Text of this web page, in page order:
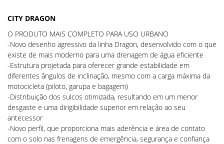
CITY DRAGON
O PRODUTO MAIS COMPLETO PARA USO URBANO
-Novo desenho agressivo da linha Dragon, desenvolvido com o que
existe de mais moderno para uma drenagem de água eficiente
-Estrutura projetada para oferecer grande estabilidade em
diferentes ângulos de inclinação, mesmo com a carga máxima da
motocicleta (piloto, garupa e bagagem)
-Distribuição dos sulcos otimizada, resultando em um menor
desgaste e uma dirigibilidade superior em relação ao seu
antecessor
-Novo perfil, que proporciona mais aderência e área de contato
com o solo nas frenagens de emergência, segurança e confiança